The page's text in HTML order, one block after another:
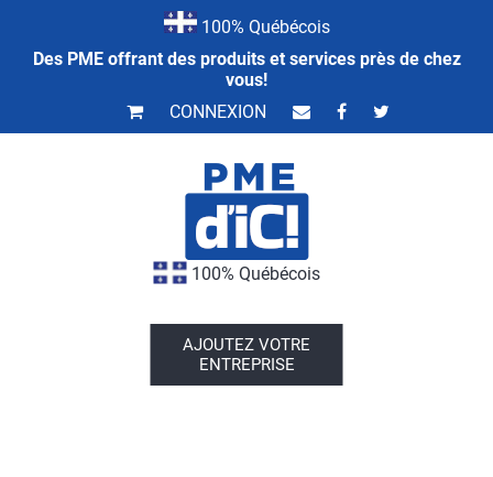
100% Québécois
Des PME offrant des produits et services près de chez
vous!
CONNEXION
100% Québécois
AJOUTEZ VOTRE
ENTREPRISE